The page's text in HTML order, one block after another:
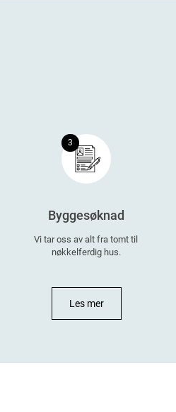
3
Byggesøknad
Vi tar oss av alt fra tomt til
nøkkelferdig hus.
Les mer